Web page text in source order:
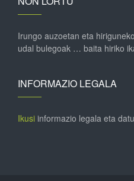
Irungo auzoetan eta
udal bulegoak … baita hiriko
INFORMAZIO LEGALA
Ikusi informazio legala eta